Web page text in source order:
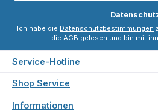
Ich habe die Datenschutzbestimmungen
die AGB gelesen und bin mit
Service-Hotline
Shop Service
Informationen